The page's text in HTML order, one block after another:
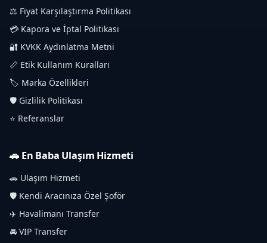
⚖️ Fiyat Karşılaştırma Politikası
💳 Kapora ve İptal Politikası
🔐 KVKK Aydınlatma Metni
📏 Etik Kullanım Kuralları
🏷️ Marka Özellikleri
🛡️ Gizlilik Politikası
⭐ Referanslar
🚗 En Baba Ulaşım Hizmeti
🚗 Ulaşım Hizmeti
🛡️ Kendi Aracınıza Özel Şoför
✈️ Havalimanı Transfer
🚘 VIP Transfer